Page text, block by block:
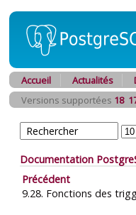
Accueil Actualités
Versions supportées 18
Documentation
Précédent
9.28. Fonctions des